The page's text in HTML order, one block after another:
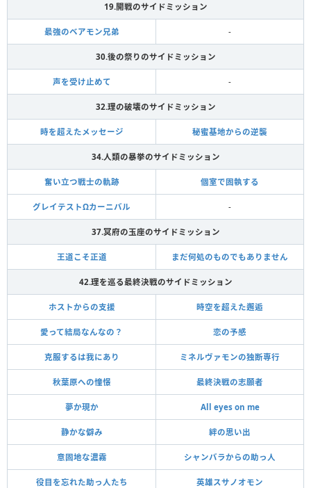
19.開戦のサイドミッション
最強のベアモン兄弟 -
30.後の祭りのサイドミッション
声を受け止めて -
32.理の破壊のサイドミッション
時を超えたメッセージ 秘蜜基地からの逆襲
34.人類の暴挙のサイドミッション
奮い立つ戦士の軌跡 個室で固執する
グレイテストΩカーニバル -
37.冥府の玉座のサイドミッション
王道こそ正道 まだ何処のものでもありません
42.理を巡る最終決戦のサイドミッション
ホストからの支援 時空を超えた邂逅
愛って結局なんなの？ 恋の予感
克服するは我にあり ミネルヴァモンの独断専行
秋葉原への憧憬 最終決戦の志願者
夢か現か All eyes on me
静かな僻み 絆の思い出
意固地な濃霧 シャンバラからの助っ人
役目を忘れた助っ人たち 英雄スサノオモン